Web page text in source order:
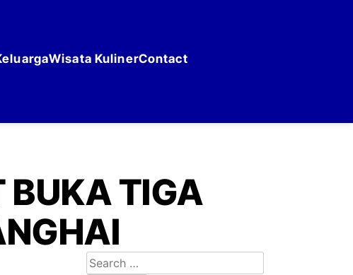
Wisata KulinerContact
BUKA TIGA
Search for: